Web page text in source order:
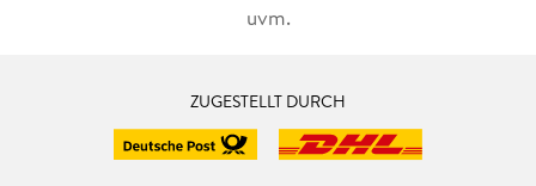
uvm.
ZUGESTELLT DURCH